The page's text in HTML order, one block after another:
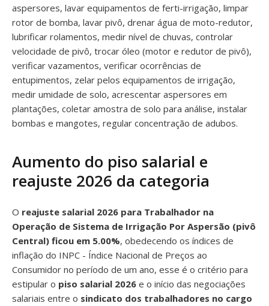
aspersores, lavar equipamentos de ferti-irrigação, limpar
rotor de bomba, lavar pivô, drenar água de moto-redutor,
lubrificar rolamentos, medir nível de chuvas, controlar
velocidade de pivô, trocar óleo (motor e redutor de pivô),
verificar vazamentos, verificar ocorrências de
entupimentos, zelar pelos equipamentos de irrigação,
medir umidade de solo, acrescentar aspersores em
plantações, coletar amostra de solo para análise, instalar
bombas e mangotes, regular concentração de adubos.
Aumento do piso salarial e
reajuste 2026 da categoria
O reajuste salarial 2026 para Trabalhador na
Operação de Sistema de Irrigação Por Aspersão (pivô
Central) ficou em 5.00%, obedecendo os índices de
inflação do INPC - Índice Nacional de Preços ao
Consumidor no período de um ano, esse é o critério para
estipular o piso salarial 2026 e o início das negociações
salariais entre o sindicato dos trabalhadores no cargo